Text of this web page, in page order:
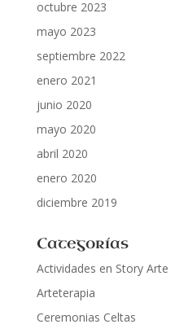
octubre 2023
mayo 2023
septiembre 2022
enero 2021
junio 2020
mayo 2020
abril 2020
enero 2020
diciembre 2019
Categorías
Actividades en Story Arte
Arteterapia
Ceremonias Celtas